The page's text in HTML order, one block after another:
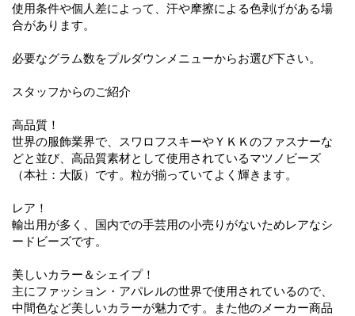
使用条件や個人差によって、汗や摩擦による色剥げがある場
合があります。
必要なグラム数をプルダウンメニューからお選び下さい。
スタッフからのご紹介
高品質！
世界の服飾業界で、スワロフスキーやＹＫＫのファスナーな
どと並び、高品質素材として使用されているマツノビーズ
（本社：大阪）です。粒が揃っていてよく輝きます。
レア！
輸出用が多く、国内での手芸用の小売りがないためレアなシ
ードビーズです。
美しいカラー＆シェイプ！
主にファッション・アパレルの世界で使用されているので、
中間色など美しいカラーが魅力です。また他のメーカー商品